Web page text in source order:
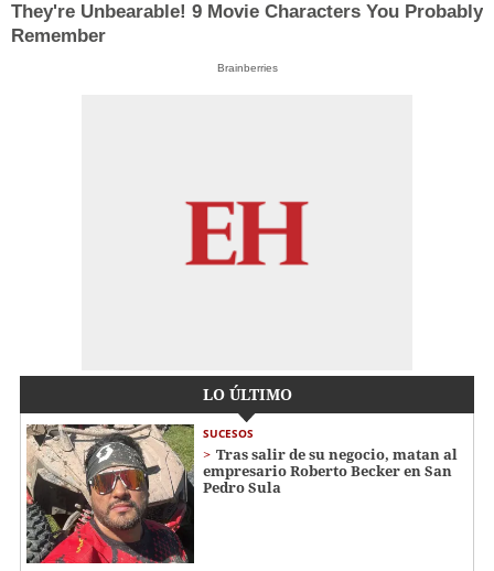
They're Unbearable! 9 Movie Characters You Probably
Remember
Brainberries
LO ÚLTIMO
SUCESOS
Tras salir de su negocio, matan al
empresario Roberto Becker en San
Pedro Sula